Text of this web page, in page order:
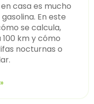
casa es mucho
En este
se calcula,
km y cómo
nocturnas o